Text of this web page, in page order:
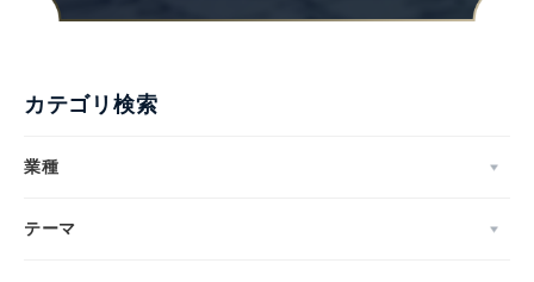
カテゴリ検索
業種
テーマ